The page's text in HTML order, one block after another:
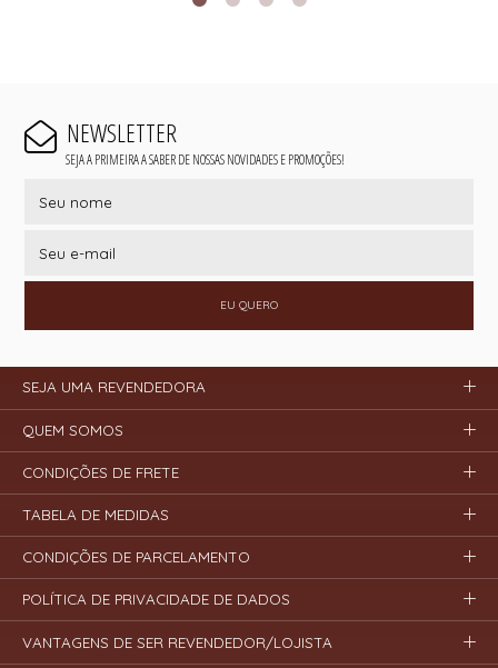
NEWSLETTER
SEJA A PRIMEIRA A SABER DE NOSSAS NOVIDADES E PROMOÇÕES!
EU QUERO
SEJA UMA REVENDEDORA
QUEM SOMOS
CONDIÇÕES DE FRETE
TABELA DE MEDIDAS
CONDIÇÕES DE PARCELAMENTO
POLÍTICA DE PRIVACIDADE DE DADOS
VANTAGENS DE SER REVENDEDOR/LOJISTA